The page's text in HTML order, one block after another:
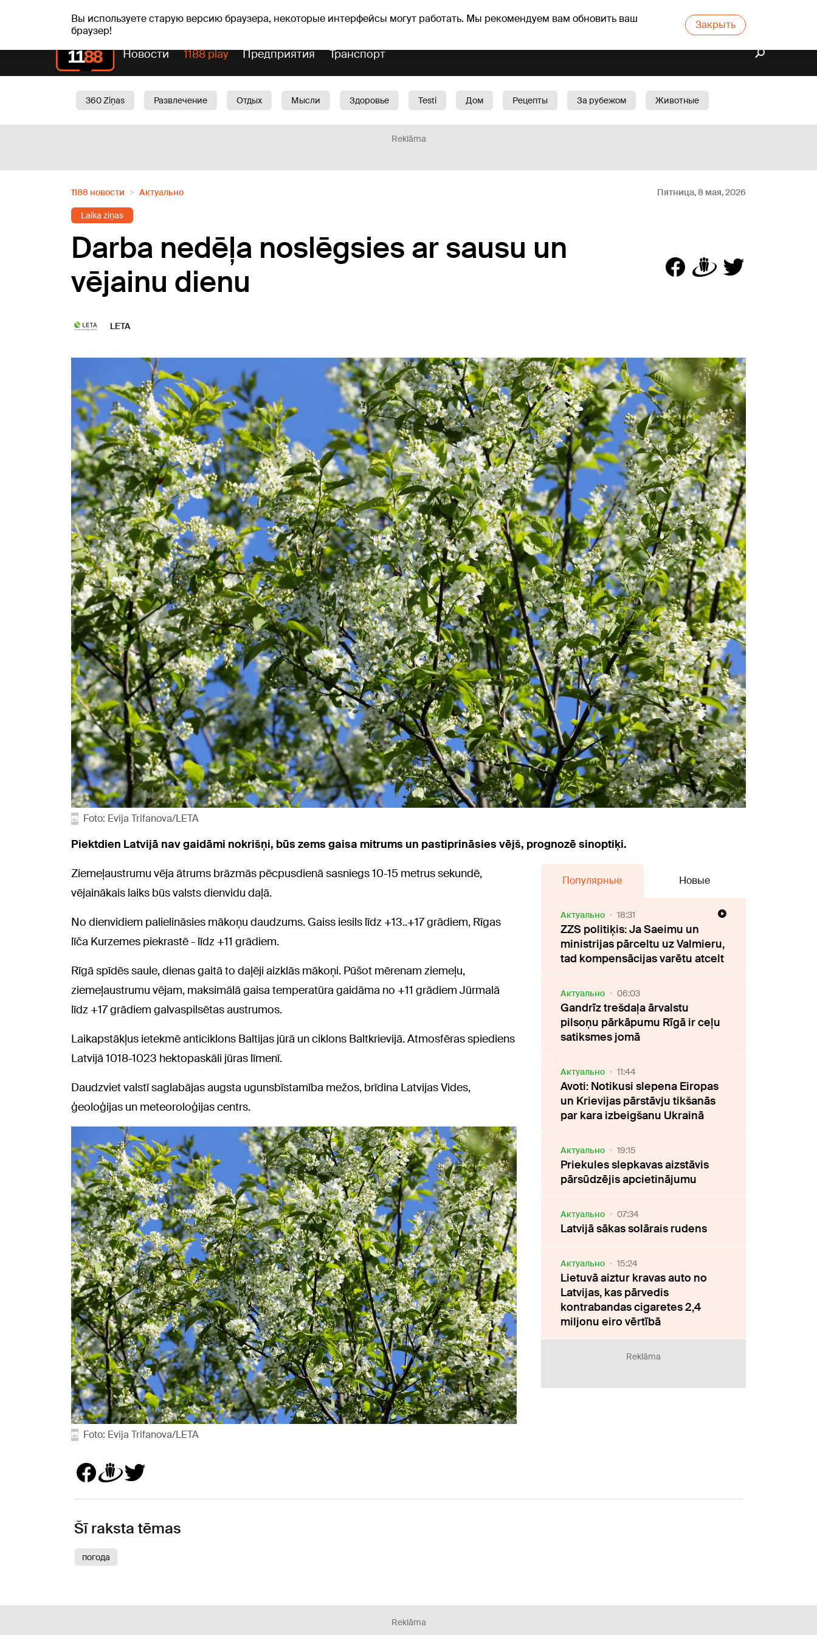
Вы используете старую версию браузера, некоторые интерфейсы могут работать. Мы рекомендуем вам обновить ваш
браузер!
Закрыть
сб, 08.08.2026. +18°C Mudīte, Vladislava, Vladislavs Прогноз погоды Гороскопы
Новости 1188 play Предприятия Транспорт
360 Ziņas Развлечение Отдых Мысли Здоровье Testi Дом Рецепты За рубежом
Животные
Reklāma
1188 новости Актуально Пятница, 8 мая, 2026
Laika ziņas
Darba nedēļa noslēgsies ar sausu un
vējainu dienu
LETA
Foto: Evija Trifanova/LETA
Piektdien Latvijā nav gaidāmi nokrišņi, būs zems gaisa mitrums un pastiprināsies vējš, prognozē sinoptiķi.
Ziemeļaustrumu vēja ātrums brāzmās pēcpusdienā sasniegs 10-15 metrus sekundē,
vējainākais laiks būs valsts dienvidu daļā.
No dienvidiem palielināsies mākoņu daudzums. Gaiss iesils līdz +13..+17 grādiem, Rīgas
līča Kurzemes piekrastē - līdz +11 grādiem.
Rīgā spīdēs saule, dienas gaitā to daļēji aizklās mākoņi. Pūšot mērenam ziemeļu,
ziemeļaustrumu vējam, maksimālā gaisa temperatūra gaidāma no +11 grādiem Jūrmalā
līdz +17 grādiem galvaspilsētas austrumos.
Laikapstākļus ietekmē anticiklons Baltijas jūrā un ciklons Baltkrievijā. Atmosfēras spiediens
Latvijā 1018-1023 hektopaskāli jūras līmenī.
Daudzviet valstī saglabājas augsta ugunsbīstamība mežos, brīdina Latvijas Vides,
ģeoloģijas un meteoroloģijas centrs.
Foto: Evija Trifanova/LETA
Популярные Новые
Актуально 18:31
ZZS politiķis: Ja Saeimu un
ministrijas pārceltu uz Valmieru,
tad kompensācijas varētu atcelt
Актуально 06:03
Gandrīz trešdaļa ārvalstu
pilsoņu pārkāpumu Rīgā ir ceļu
satiksmes jomā
Актуально 11:44
Avoti: Notikusi slepena Eiropas
un Krievijas pārstāvju tikšanās
par kara izbeigšanu Ukrainā
Актуально 19:15
Priekules slepkavas aizstāvis
pārsūdzējis apcietinājumu
Актуально 07:34
Latvijā sākas solārais rudens
Актуально 15:24
Lietuvā aiztur kravas auto no
Latvijas, kas pārvedis
kontrabandas cigaretes 2,4
miljonu eiro vērtībā
Reklāma
Šī raksta tēmas
погода
Reklāma